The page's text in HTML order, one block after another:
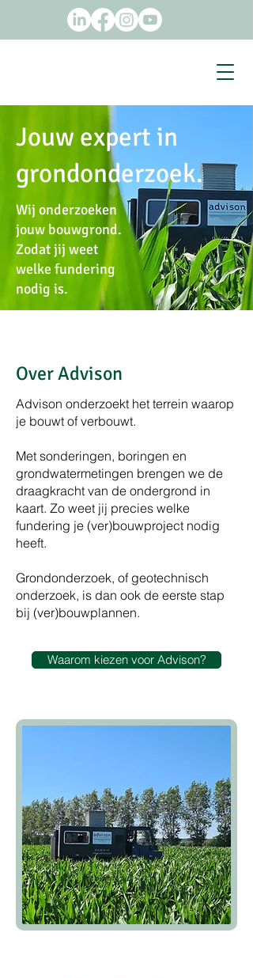
Jouw expert in
grondonderzoek.
Wij onderzoeken
jouw bouwgrond.
Zodat jij weet
welke fundering
nodig is.
Over Advison
Advison onderzoekt het terrein waarop
je bouwt of verbouwt.
Met sonderingen, boringen en
grondwatermetingen brengen we de
draagkracht van de ondergrond in
kaart. Zo weet jij precies welke
fundering je (ver)bouwproject nodig
heeft.
Grondonderzoek, of geotechnisch
onderzoek, is dan ook de eerste stap
bij (ver)bouwplannen.
Waarom kiezen voor Advison?